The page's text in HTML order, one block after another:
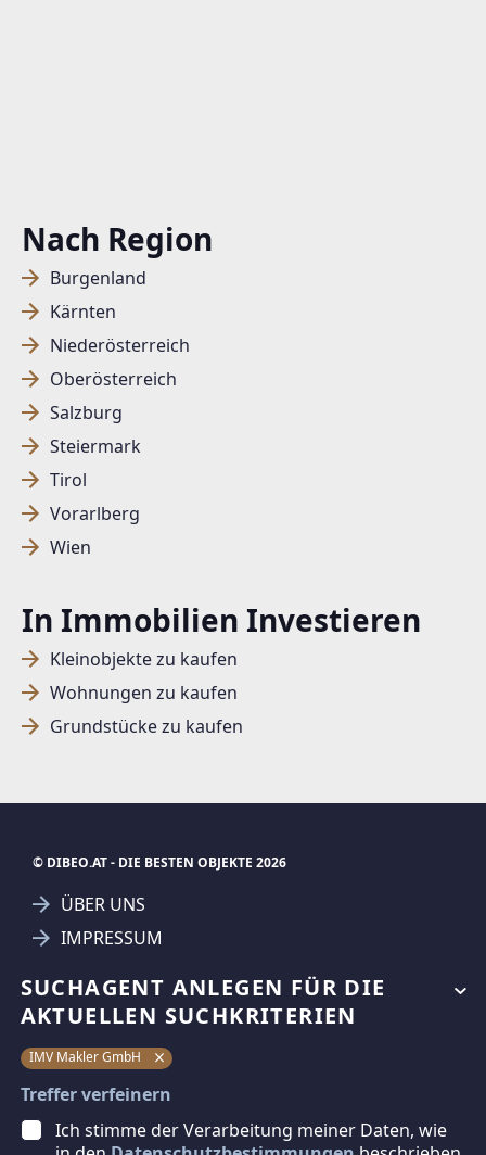
Nach Region
Burgenland
Kärnten
Niederösterreich
Oberösterreich
Salzburg
Steiermark
Tirol
Vorarlberg
Wien
In Immobilien Investieren
Kleinobjekte zu kaufen
Wohnungen zu kaufen
Grundstücke zu kaufen
SUCHAGENT ANLEGEN FÜR DIE
AKTUELLEN SUCHKRITERIEN
IMV Makler GmbH
Treffer verfeinern
Ich stimme der Verarbeitung meiner Daten, wie
© DIBEO.AT - DIE BESTEN OBJEKTE 2026
ÜBER UNS
IMPRESSUM
AGB & NUTZUNGSBEDINGUNGEN
FAQ
SCHAUEN SIE VORBEI